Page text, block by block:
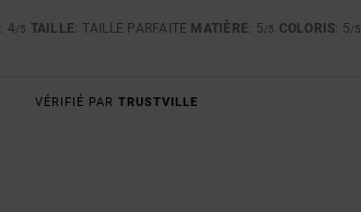
: 4/5 TAILLE: TAILLE PARFAITE MATIÈRE: 5/5 COLORIS: 5/5
VÉRIFIÉ PAR TRUSTVILLE